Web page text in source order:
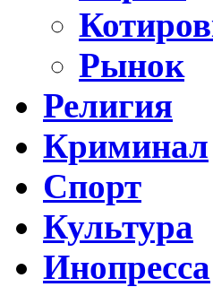
Рынок
Религия
Криминал
Спорт
Культура
Инопресса